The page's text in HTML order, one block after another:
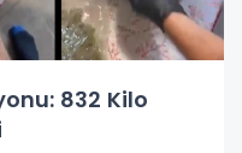
832 Kilo